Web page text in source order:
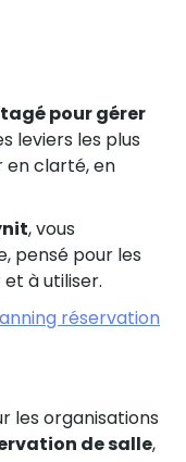
pour gérer
leviers les plus
en clarté, en
, vous
pensé pour les
à utiliser.
réservation
les organisations
de salle,